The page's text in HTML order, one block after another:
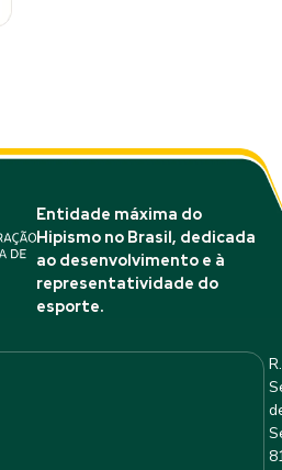
Entidade máxima do
Hipismo no Brasil, dedicada
ao desenvolvimento e à
representatividade do
esporte.
R.